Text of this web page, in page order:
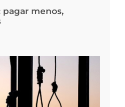
pagar menos,